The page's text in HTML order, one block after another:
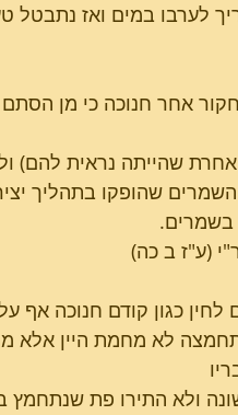
לערבו במים ואז נתבטל
אחר חנוכה כי מן
שהייתה נראית להם)
שהופקו בתהליך
בשמרים.
(ע"ז ב כה)
לחין כגון קודם חנוכה אף
לא מחמת היין אלא
בראשונה ולא התירו פת